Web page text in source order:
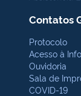
Contatos
Protocolo
Acesso à
Ouvidoria
Sala de
COVID-19